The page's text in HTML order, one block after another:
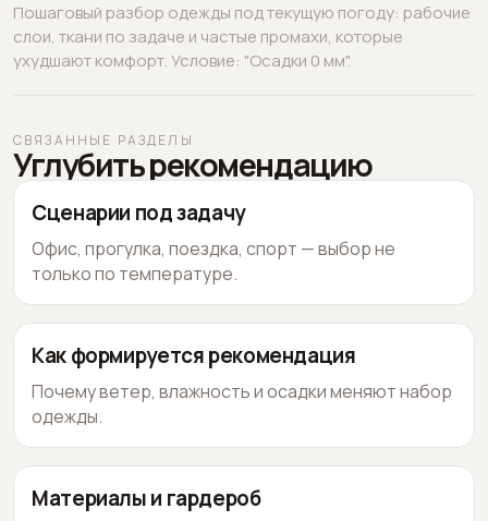
Пошаговый разбор одежды под текущую погоду: рабочие
слои, ткани по задаче и частые промахи, которые
ухудшают комфорт. Условие: "Осадки 0 мм".
СВЯЗАННЫЕ РАЗДЕЛЫ
Углубить рекомендацию
Сценарии под задачу
Офис, прогулка, поездка, спорт — выбор не
только по температуре.
Как формируется рекомендация
Почему ветер, влажность и осадки меняют набор
одежды.
Материалы и гардероб